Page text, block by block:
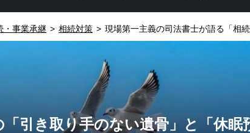
・事業承継 > 相続対策 >
引き取り手のない遺骨」と「休眠